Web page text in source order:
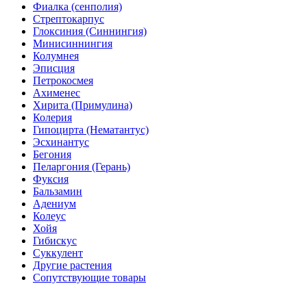
Фиалка (сенполия)
Стрептокарпус
Глоксиния (Синнингия)
Минисиннингия
Колумнея
Эписция
Петрокосмея
Ахименес
Хирита (Примулина)
Колерия
Гипоцирта (Нематантус)
Эсхинантус
Бегония
Пеларгония (Герань)
Фуксия
Бальзамин
Адениум
Колеус
Хойя
Гибискус
Суккулент
Другие растения
Сопутствующие товары